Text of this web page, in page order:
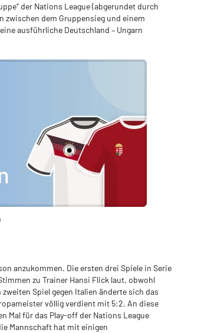
der Nations League (abgerundet durch
zwischen dem Gruppensieg und einem
ausführliche Deutschland – Ungarn
anzukommen. Die ersten drei Spiele in Serie
zu Trainer Hansi Flick laut, obwohl
Spiel gegen Italien änderte sich das
völlig verdient mit 5:2. An diese
Mal für das Play-off der Nations League
Mannschaft hat mit einigen